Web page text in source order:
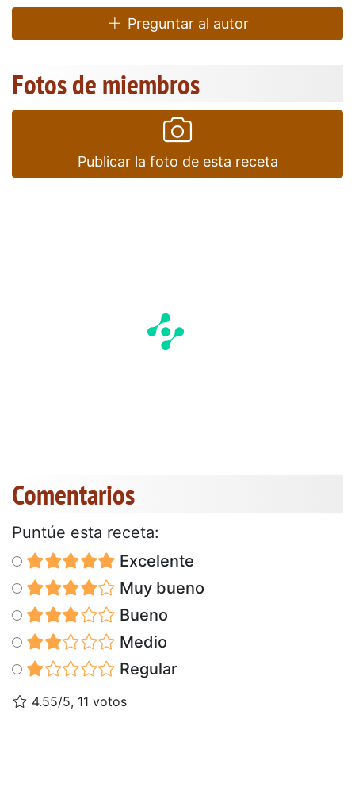
Preguntar al autor
Fotos de miembros
Publicar la foto de esta receta
Comentarios
Puntúe esta receta:
Excelente
Muy bueno
Bueno
Medio
Regular
4.55/5, 11 votos